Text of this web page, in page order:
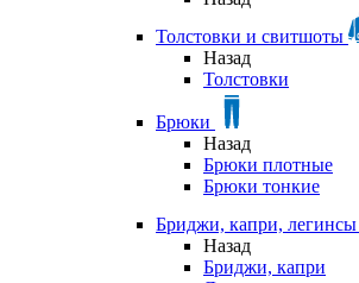
Толстовки и свитшоты
Назад
Толстовки
Брюки
Назад
Брюки плотные
Брюки тонкие
Бриджи, капри, легинсы
Назад
Бриджи, капри